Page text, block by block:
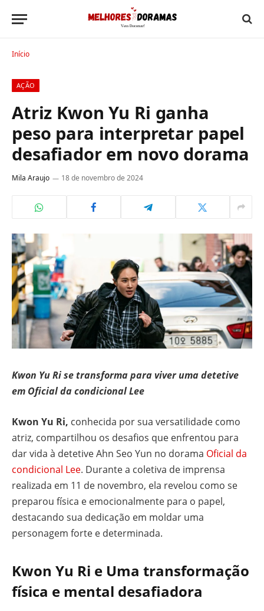
Início
AÇÃO
Atriz Kwon Yu Ri ganha
peso para interpretar papel
desafiador em novo dorama
Mila Araujo 18 de novembro de 2024
Kwon Yu Ri se transforma para viver uma detetive
em Oficial da condicional Lee
Kwon Yu Ri, conhecida por sua versatilidade como
atriz, compartilhou os desafios que enfrentou para
dar vida à detetive Ahn Seo Yun no dorama Oficial da
condicional Lee. Durante a coletiva de imprensa
realizada em 11 de novembro, ela revelou como se
preparou física e emocionalmente para o papel,
destacando sua dedicação em moldar uma
personagem forte e determinada.
Kwon Yu Ri e Uma transformação
física e mental desafiadora